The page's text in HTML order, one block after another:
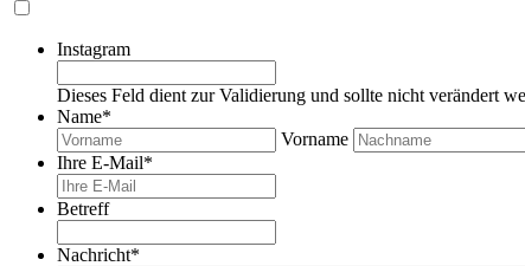
Instagram
Dieses Feld dient zur Validierung und sollte nicht verändert
Name*
Vorname
Ihre E-Mail*
Betreff
Nachricht*